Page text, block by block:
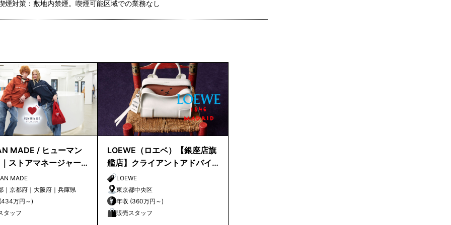
煙対策：敷地内禁煙。喫煙可能区域での業務なし
MADE / ヒューマン
ストアマネージャー
MADE
｜京都府｜大阪府｜兵庫県
収 (434万円～)
タッフ
LOEWE（ロエベ）【銀座店旗
艦店】クライアントアドバイ
ザー／シニアクライアントア
ドバイザー募集
LOEWE
東京都中央区
年収 (360万円～)
販売スタッフ